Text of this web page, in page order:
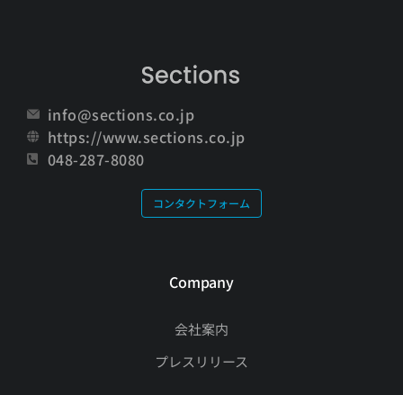
info@sections.co.jp
https://www.sections.co.jp
048-287-8080
コンタクトフォーム
Company
会社案内
プレスリリース